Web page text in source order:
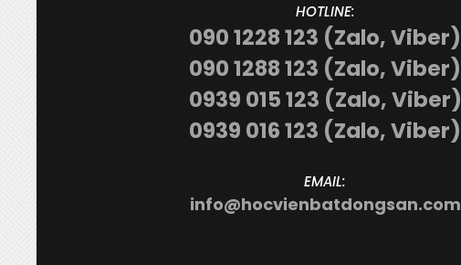
HOTLINE:
090 1228 123 (Zalo, Viber)
090 1288 123 (Zalo, Viber)
0939 015 123 (Zalo, Viber)
0939 016 123 (Zalo, Viber)
EMAIL:
info@hocvienbatdongsan.com